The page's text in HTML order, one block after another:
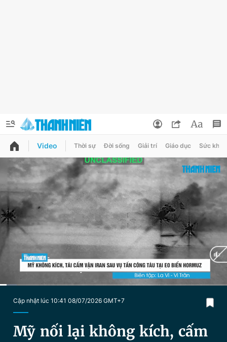
QUẢNG CÁO
Chuyên mục
Chuyên mục khác
Chào ngày mới Tin 24h
Video Magazine
Thông tin tài khoản
Đổi mật khẩu
Tin đã lưu
Tin đã xem
Video Thời sự Đời sống Giải trí Giáo dục Sức khỏe
Cập nhật lúc 10:41 08/07/2026 GMT+7
Mỹ nối lại không kích, cấm